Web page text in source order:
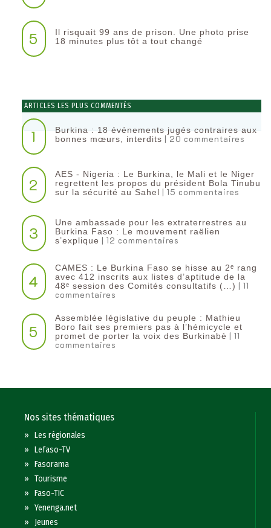
5
Il risquait 99 ans de prison. Une photo prise
18 minutes plus tôt a tout changé
ARTICLES LES PLUS COMMENTÉS
1
Burkina : 18 événements jugés contraires aux
bonnes mœurs, interdits | 20 commentaires
2
AES - Nigeria : Le Burkina, le Mali et le Niger
regrettent les propos du président Bola Tinubu
sur la sécurité au Sahel | 15 commentaires
3
Une ambassade pour les extraterrestres au
Burkina Faso : Le mouvement raëlien
s’explique | 12 commentaires
4
CAMES : Le Burkina Faso se hisse au 2ᵉ rang
avec 412 inscrits aux listes d’aptitude de la
48ᵉ session des Comités consultatifs (…) | 11
commentaires
5
Assemblée législative du peuple : Mathieu
Boro fait ses premiers pas à l’hémicycle et
promet de porter la voix des Burkinabè | 11
commentaires
Nos sites thématiques
»Les régionales
»Lefaso-TV
»Fasorama
»Tourisme
»Faso-TIC
»Yenenga.net
» Jeunes